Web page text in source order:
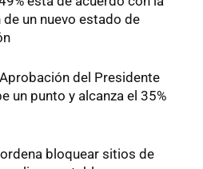
un nuevo estado de
del Presidente
un punto y alcanza el 35%
bloquear sitios de